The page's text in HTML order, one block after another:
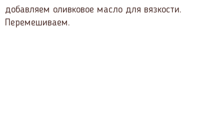
добавляем оливковое масло для вязкости.
Перемешиваем.